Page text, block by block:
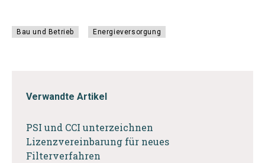
Bau und Betrieb Energieversorgung
Verwandte Artikel
PSI und CCI unterzeichnen
Lizenzvereinbarung für neues
Filterverfahren